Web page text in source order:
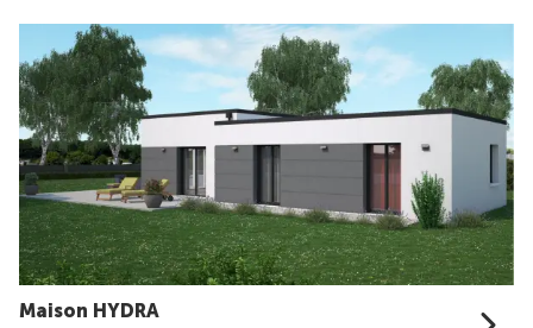
Maison HYDRA